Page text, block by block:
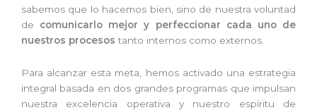
sabemos que lo hacemos bien, sino de nuestra voluntad
de comunicarlo mejor y perfeccionar cada uno de
nuestros procesos tanto internos como externos.
Para alcanzar esta meta, hemos activado una estrategia
integral basada en dos grandes programas que impulsan
nuestra excelencia operativa y nuestro espíritu de